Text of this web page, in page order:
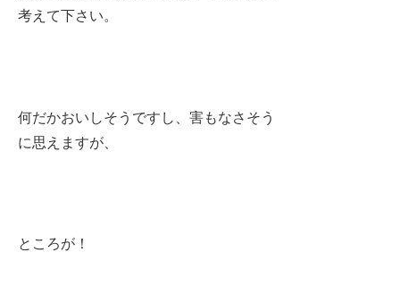
考えて下さい。
何だかおいしそうですし、害もなさそう
に思えますが、
ところが！